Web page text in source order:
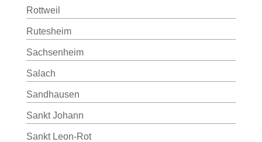
Rottweil
Rutesheim
Sachsenheim
Salach
Sandhausen
Sankt Johann
Sankt Leon-Rot